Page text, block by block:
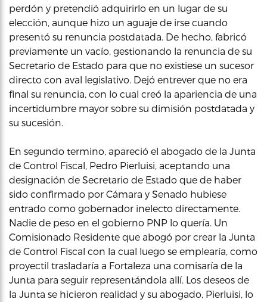
perdón y pretendió adquirirlo en un lugar de su
elección, aunque hizo un aguaje de irse cuando
presentó su renuncia postdatada. De hecho, fabricó
previamente un vacío, gestionando la renuncia de su
Secretario de Estado para que no existiese un sucesor
directo con aval legislativo. Dejó entrever que no era
final su renuncia, con lo cual creó la apariencia de una
incertidumbre mayor sobre su dimisión postdatada y
su sucesión.
En segundo termino, apareció el abogado de la Junta
de Control Fiscal, Pedro Pierluisi, aceptando una
designación de Secretario de Estado que de haber
sido confirmado por Cámara y Senado hubiese
entrado como gobernador inelecto directamente.
Nadie de peso en el gobierno PNP lo quería. Un
Comisionado Residente que abogó por crear la Junta
de Control Fiscal con la cual luego se emplearía, como
proyectil trasladaría a Fortaleza una comisaría de la
Junta para seguir representándola allí. Los deseos de
la Junta se hicieron realidad y su abogado, Pierluisi, lo